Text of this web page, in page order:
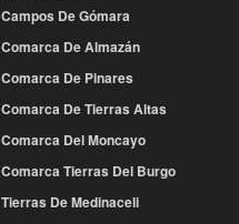
Campos De Gómara
Comarca De Almazán
Comarca De Pinares
Comarca De Tierras Altas
Comarca Del Moncayo
Comarca Tierras Del Burgo
Tierras De Medinaceli